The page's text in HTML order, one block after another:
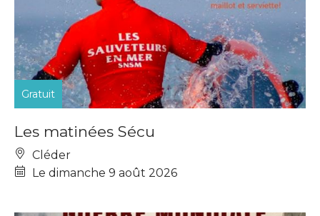
Gratuit
Les matinées Sécu
Cléder
Le dimanche 9 août 2026